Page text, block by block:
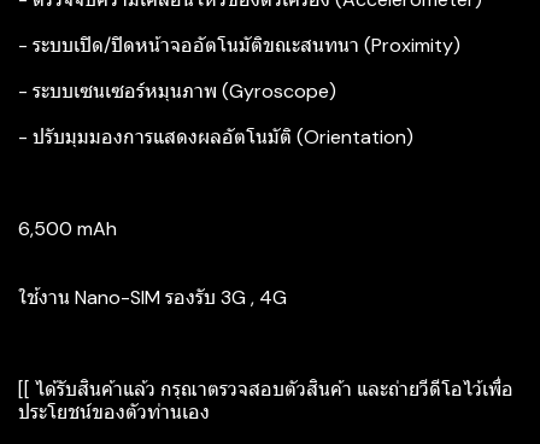
- ระบบเปิด/ปิดหน้าจออัตโนมัติขณะสนทนา (Proximity)
- ระบบเซนเซอร์หมุนภาพ (Gyroscope)
- ปรับมุมมองการแสดงผลอัตโนมัติ (Orientation)
6,500 mAh
ใช้งาน Nano-SIM รองรับ 3G , 4G
[[ ได้รับสินค้าแล้ว กรุณาตรวจสอบตัวสินค้า และถ่ายวีดีโอไว้เพื่อ
ประโยชน์ของตัวท่านเอง